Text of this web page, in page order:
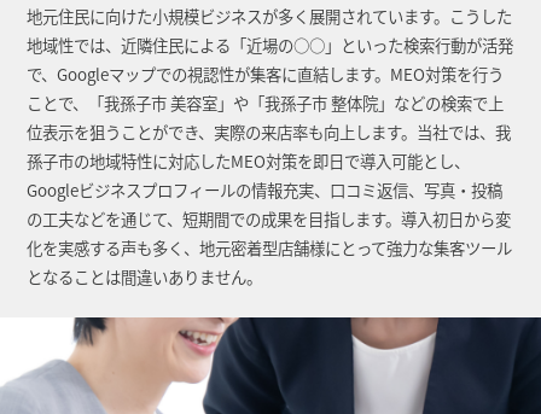
地元住民に向けた小規模ビジネスが多く展開されています。こうした
地域性では、近隣住民による「近場の○○」といった検索行動が活発
で、Googleマップでの視認性が集客に直結します。MEO対策を行う
ことで、「我孫子市 美容室」や「我孫子市 整体院」などの検索で上
位表示を狙うことができ、実際の来店率も向上します。当社では、我
孫子市の地域特性に対応したMEO対策を即日で導入可能とし、
Googleビジネスプロフィールの情報充実、口コミ返信、写真・投稿
の工夫などを通じて、短期間での成果を目指します。導入初日から変
化を実感する声も多く、地元密着型店舗様にとって強力な集客ツール
となることは間違いありません。